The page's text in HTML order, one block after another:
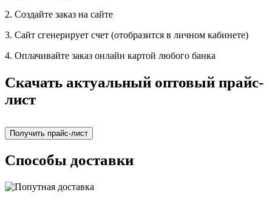
2. Создайте заказ на сайте
3. Сайт сгенерирует счет (отобразится в личном кабинете)
4. Оплачивайте заказ онлайн картой любого банка
Скачать актуальный оптовый прайс-
лист
Получить прайс-лист
Способы доставки